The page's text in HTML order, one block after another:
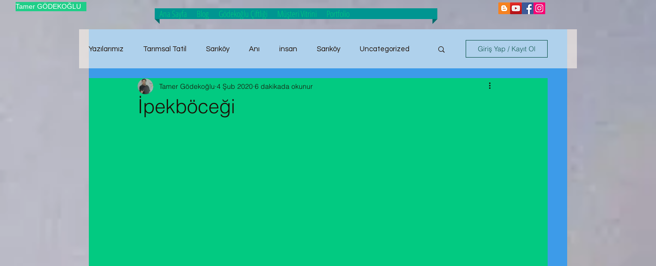
Tamer GÖDEKOĞLU
Ana Sayfa Blog Gödekoğlu Çiftliği Müşteri Vitrini Portfolio
Yazılarımız Tarımsal Tatil Sarıköy Anı insan Sarıköy Uncategorized
Tarımsal Üretim Hasat Zamanı
Giriş Yap / Kayıt Ol
İpekböceği
Tamer Gödekoğlu 4 Şub 2020 6 dakikada okunur